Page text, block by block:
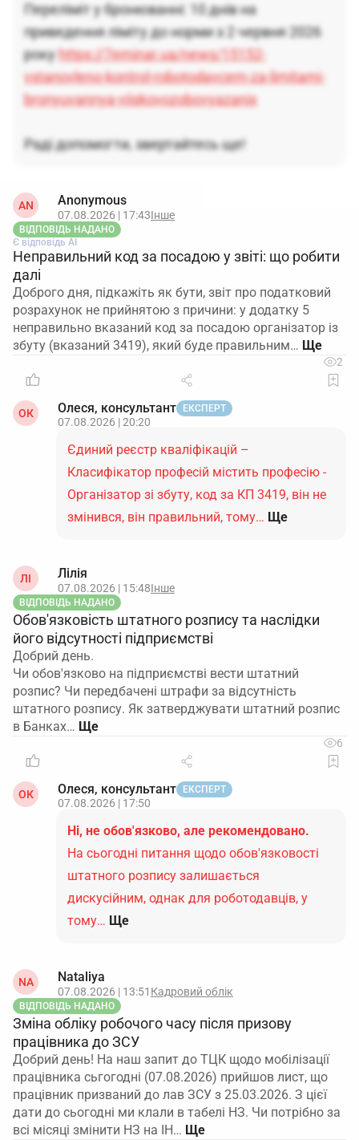
Переліміт у бронюванні: 10 днів на
приведення ліміту до норми з 2 червня 2026
рокуhttps://7eminar.ua/news/15152-
vstanovleno-kontrol-robotodavcem-za-limitami-
bronyuvannya-viiskovozobovyazanix
Раді допомогти, звертайтесь ще!
AN Anonymous
07.08.2026 | 17:43Інше
ВІДПОВІДЬ НАДАНО
Є відповідь АІ
Неправильний код за посадою у звіті: що робити
далі
Доброго дня, підкажіть як бути, звіт про податковий
розрахунок не прийнятою з причини: у додатку 5
неправильно вказаний код за посадою організатор із
збуту (вказаний 3419), який буде правильним…
2
ОК Олеся, консультант ЕКСПЕРТ
07.08.2026 | 20:20
Єдиний реєстр кваліфікацій –
Класифікатор професій містить професію -
Організатор зі збуту, код за КП 3419, він не
змінився, він правильний, тому… Ще
ЛІ Лілія
07.08.2026 | 15:48Інше
ВІДПОВІДЬ НАДАНО
Обов'язковість штатного розпису та наслідки
його відсутності підприємстві
Добрий день.
Чи обов'язково на підприємстві вести штатний
розпис? Чи передбачені штрафи за відсутність
штатного розпису. Як затверджувати штатний розпис
в Банках…
6
ОК Олеся, консультант ЕКСПЕРТ
07.08.2026 | 17:50
Ні, не обов'язково, але рекомендовано.
На сьогодні питання щодо обов'язковості
штатного розпису залишається
дискусійним, однак для роботодавців, у
тому… Ще
NA Nataliya
07.08.2026 | 13:51 Кадровий облік
ВІДПОВІДЬ НАДАНО
Зміна обліку робочого часу після призову
працівника до ЗСУ
Добрий день! На наш запит до ТЦК щодо мобілізації
працівника сьгогодні (07.08.2026) прийшов лист, що
працівник призваний до лав ЗСУ з 25.03.2026. З цієї
дати до сьогодні ми клали в табелі НЗ. Чи потрібно за
всі місяці змінити НЗ на ІН…